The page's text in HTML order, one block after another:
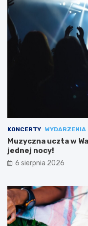
KONCERTY WYDARZENIA
Muzyczna uczta w
jednej nocy!
6 sierpnia 2026